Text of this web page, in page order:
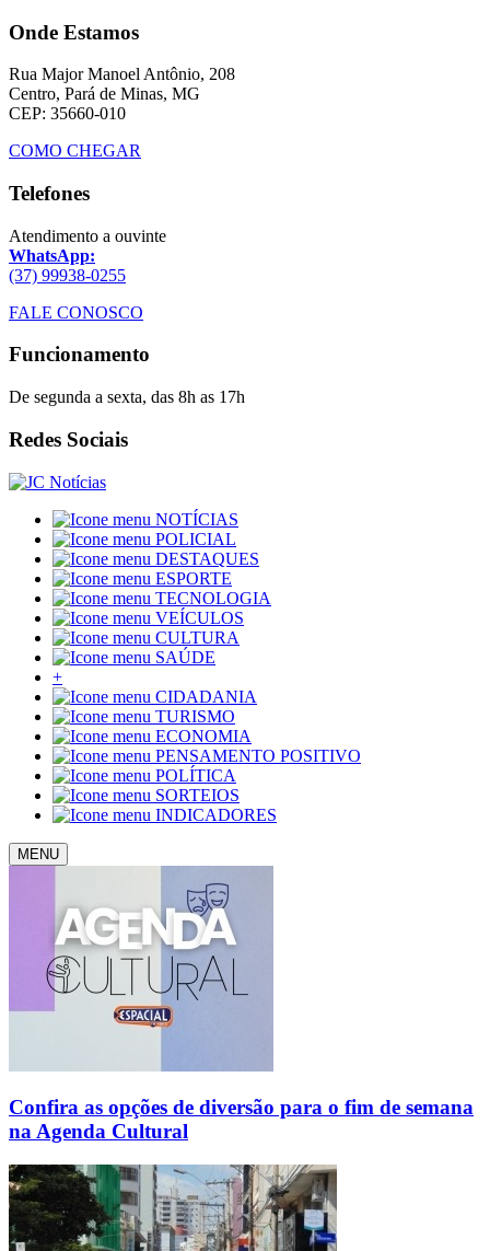
Onde Estamos
Rua Major Manoel Antônio, 208
Centro, Pará de Minas, MG
CEP: 35660-010
COMO CHEGAR
Telefones
Atendimento a ouvinte
WhatsApp:
(37) 99938-0255
FALE CONOSCO
Funcionamento
De segunda a sexta, das 8h as 17h
Redes Sociais
NOTÍCIAS
POLICIAL
DESTAQUES
ESPORTE
TECNOLOGIA
VEÍCULOS
CULTURA
SAÚDE
+
CIDADANIA
TURISMO
ECONOMIA
PENSAMENTO POSITIVO
POLÍTICA
SORTEIOS
INDICADORES
MENU
Confira as opções de diversão para o fim de semana
na Agenda Cultural